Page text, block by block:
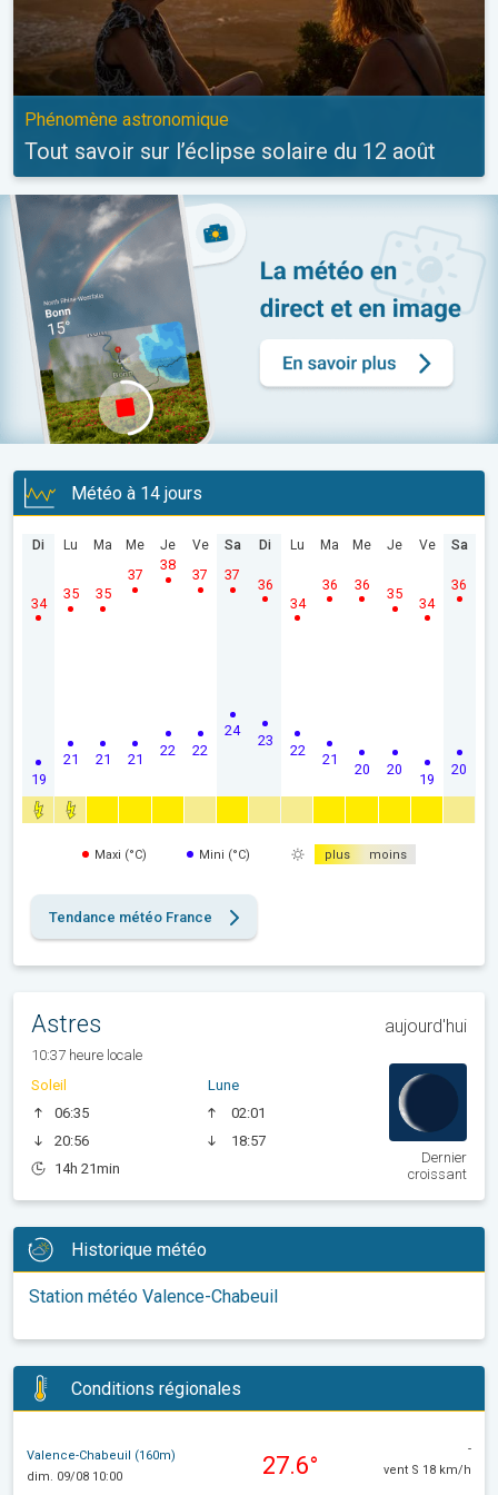
Phénomène astronomique
Tout savoir sur l’éclipse solaire du 12 août
Météo à 14 jours
Di
19
34
Lu
21
35
Ma
21
35
Me
21
37
Je
22
38
Ve
22
37
Sa
24
37
Di
23
36
Lu
22
34
Ma
21
36
Me
20
36
Je
20
35
Ve
19
34
Sa
20
36
Maxi (°C) Mini (°C) plus moins
Tendance météo France
Astres aujourd'hui
10:37 heure locale
Soleil
06:35
20:56
14h 21min
Lune
02:01
18:57
Dernier
croissant
Historique météo
Station météo Valence-Chabeuil
Conditions régionales
Valence-Chabeuil (160m)
dim. 09/08 10:00
27.6°
-
vent S 18 km/h